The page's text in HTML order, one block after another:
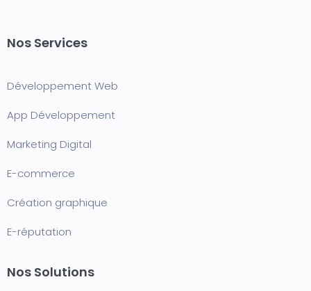
Nos Services
Développement Web
App Développement
Marketing Digital
E-commerce
Création graphique
E-réputation
Nos Solutions